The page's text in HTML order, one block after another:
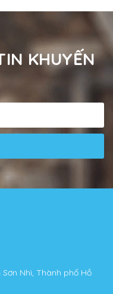
KHUYẾN
Nhì, Thành phố Hồ